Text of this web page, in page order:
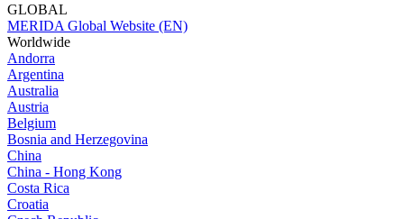
GLOBAL
MERIDA Global Website (EN)
Worldwide
Andorra
Argentina
Australia
Austria
Belgium
Bosnia and Herzegovina
China
China - Hong Kong
Costa Rica
Croatia